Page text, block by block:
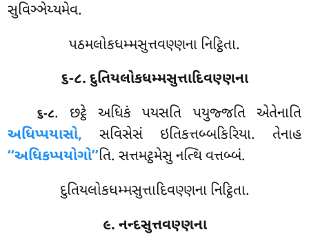
સુવિઞ્ઞેય્યમેવ.
પઠમલોકધમ્મસુત્તવણ્ણના નિટ્ઠિતા.
૬-૮. દુતિયલોકધમ્મસુત્તાદિવણ્ણના
૬-૮. છટ્ઠે અધિકં પયસતિ પયુજ્જતિ એતેનાતિ
અધિપ્પયાસો, સવિસેસં ઇતિકત્તબ્બકિરિયા. તેનાહ
‘‘અધિકપ્પયોગો’’તિ. સત્તમટ્ઠમેસુ નત્થિ વત્તબ્બં.
દુતિયલોકધમ્મસુત્તાદિવણ્ણના નિટ્ઠિતા.
૯. નન્દસુત્તવણ્ણના